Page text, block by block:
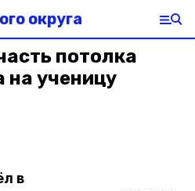
округа
потолка
на ученицу
в